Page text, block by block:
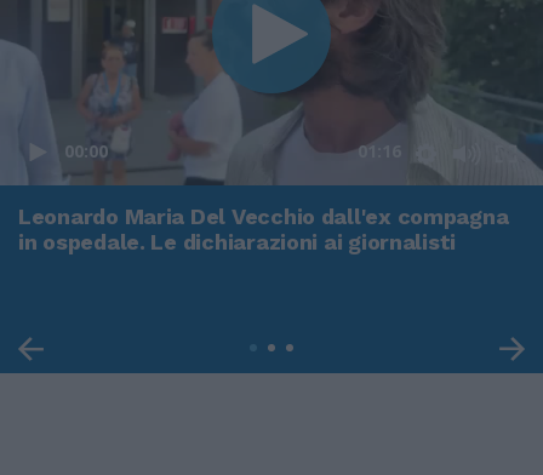
00:00 01:16
Leonardo Maria Del Vecchio dall'ex compagna
in ospedale. Le dichiarazioni ai giornalisti